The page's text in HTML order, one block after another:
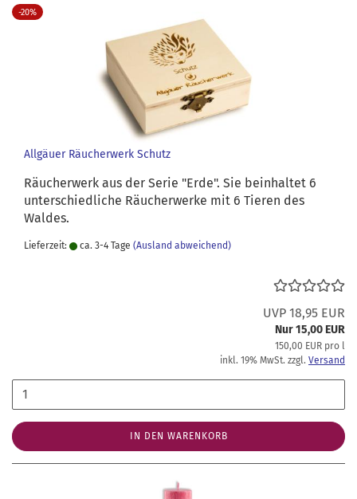
-20%
Allgäuer Räucherwerk Schutz
Räucherwerk aus der Serie "Erde". Sie beinhaltet 6
unterschiedliche Räucherwerke mit 6 Tieren des
Waldes.
Lieferzeit: ca. 3-4 Tage (Ausland abweichend)
UVP 18,95 EUR
Nur 15,00 EUR
150,00 EUR pro l
inkl. 19% MwSt. zzgl. Versand
IN DEN WARENKORB